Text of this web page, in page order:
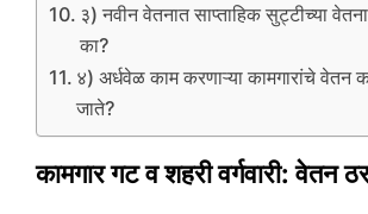
३) नवीन वेतनात साप्ताहिक सुट्टीच्या
का?
४) अर्धवेळ काम करणाऱ्या कामगारांचे
जाते?
कामगार गट व शहरी वर्गवारी: वेतन